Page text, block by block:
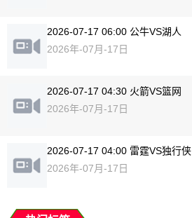
2026-07-17 06:00 公牛VS湖人
2026年-07月-17日
2026-07-17 04:30 火箭VS篮网
2026年-07月-17日
2026-07-17 04:00 雷霆VS独行侠
2026年-07月-17日